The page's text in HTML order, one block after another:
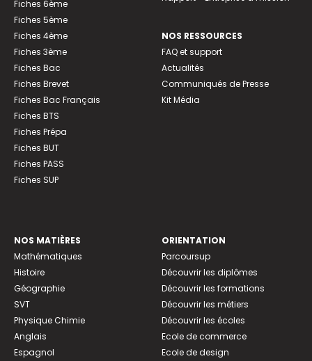
Fiches 6ème
Fiches 5ème
Fiches 4ème
Fiches 3ème
Fiches Bac
Fiches Brevet
Fiches Bac Français
Fiches BTS
Fiches Prépa
Fiches BUT
Fiches PASS
Fiches SUP
NOS RESSOURCES
FAQ et support
Actualités
Communiqués de Presse
Kit Média
NOS MATIÈRES
Mathématiques
Histoire
Géographie
SVT
Physique Chimie
Anglais
Espagnol
ORIENTATION
Parcoursup
Découvrir les diplômes
Découvrir les formations
Découvrir les métiers
Découvrir les écoles
Ecole de commerce
Ecole de design